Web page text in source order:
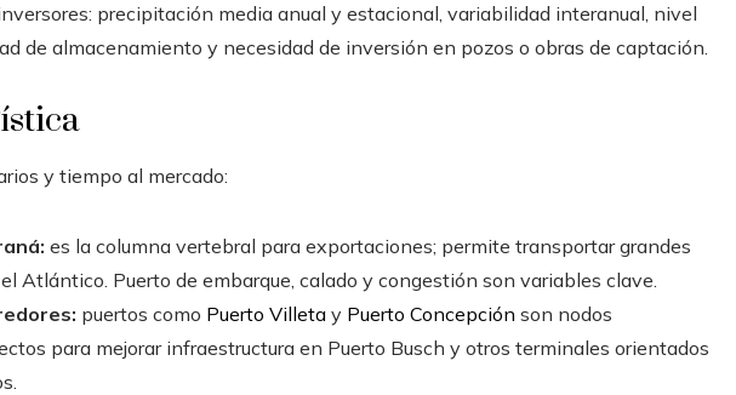
precipitación media anual y estacional, variabilidad interanual, nivel
de almacenamiento y necesidad de inversión en pozos o obras de captación.
y tiempo al mercado:
es la columna vertebral para exportaciones; permite transportar grandes
Atlántico. Puerto de embarque, calado y congestión son variables clave.
puertos como Puerto Villeta y Puerto Concepción son nodos
para mejorar infraestructura en Puerto Busch y otros terminales orientados